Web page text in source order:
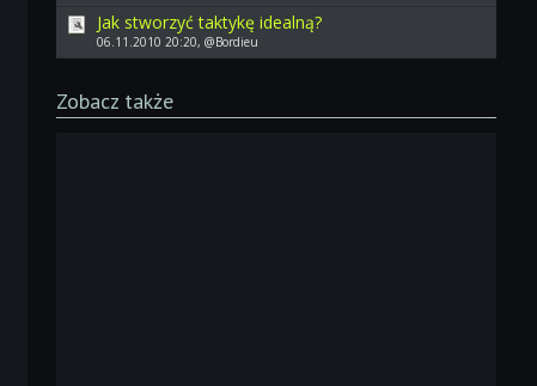
Jak stworzyć taktykę idealną?
06.11.2010 20:20, @Bordieu
Zobacz także